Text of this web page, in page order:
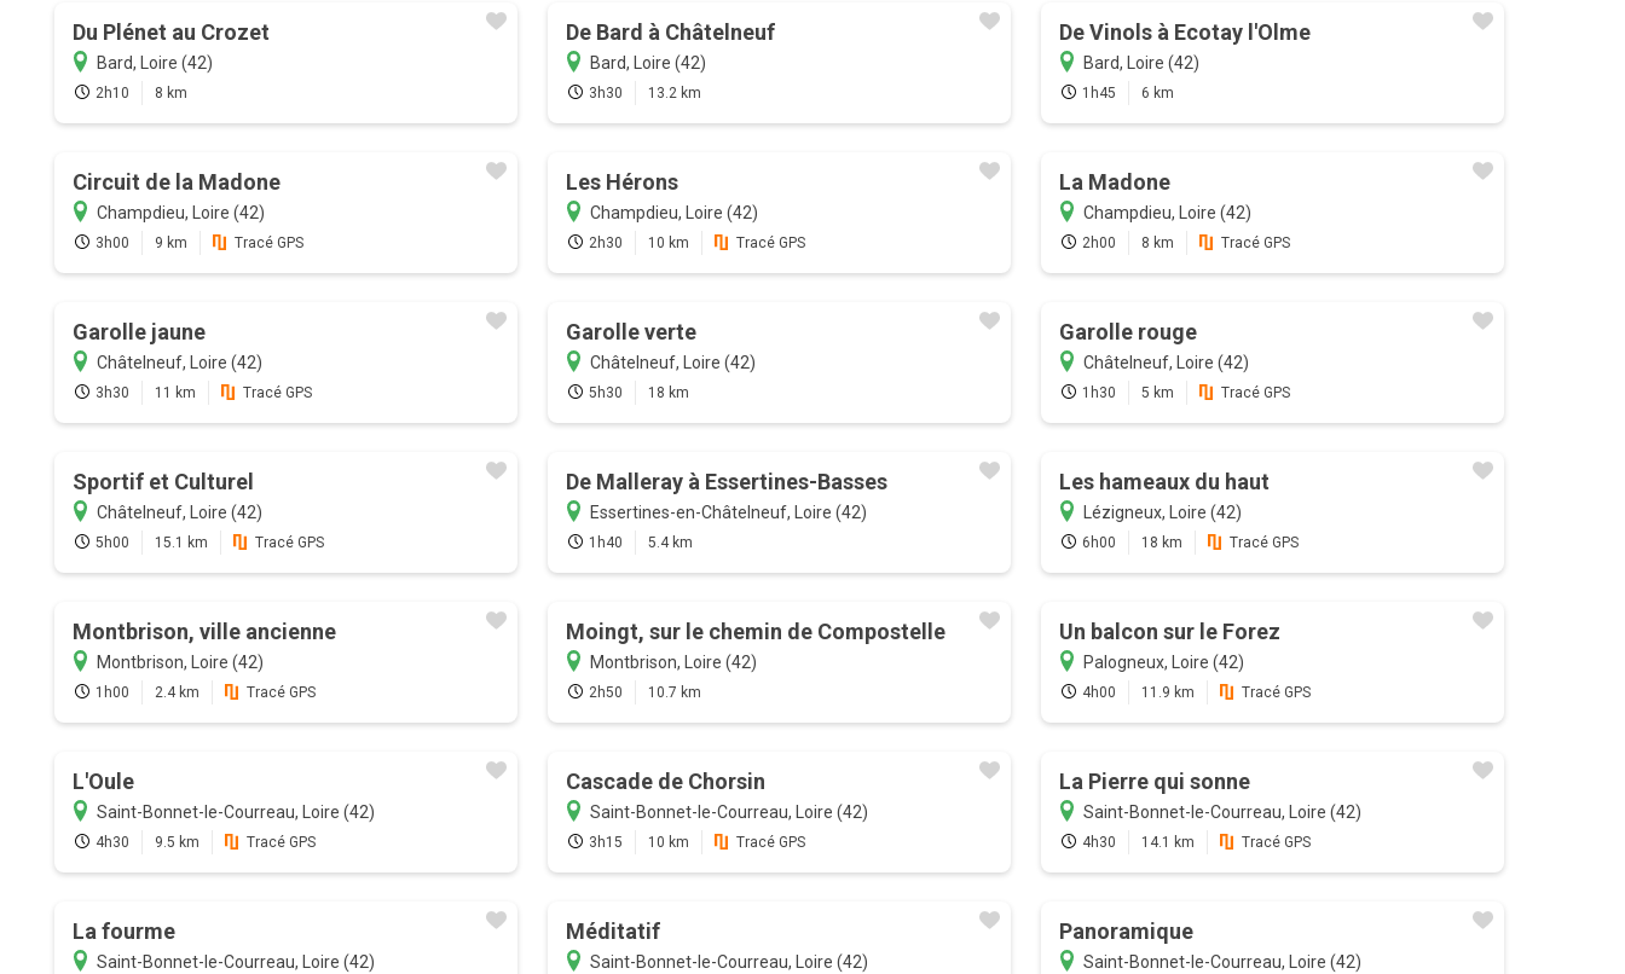
Du Plénet au Crozet
Bard, Loire (42)
2h10 8 km
De Bard à Châtelneuf
Bard, Loire (42)
3h30 13.2 km
De Vinols à Ecotay l'Olme
Bard, Loire (42)
1h45 6 km
Circuit de la Madone
Champdieu, Loire (42)
3h00 9 km Tracé GPS
Les Hérons
Champdieu, Loire (42)
2h30 10 km Tracé GPS
La Madone
Champdieu, Loire (42)
2h00 8 km Tracé GPS
Garolle jaune
Châtelneuf, Loire (42)
3h30 11 km Tracé GPS
Garolle verte
Châtelneuf, Loire (42)
5h30 18 km
Garolle rouge
Châtelneuf, Loire (42)
1h30 5 km Tracé GPS
Sportif et Culturel
Châtelneuf, Loire (42)
5h00 15.1 km Tracé GPS
De Malleray à Essertines-Basses
Essertines-en-Châtelneuf, Loire (42)
1h40 5.4 km
Les hameaux du haut
Lézigneux, Loire (42)
6h00 18 km Tracé GPS
Montbrison, ville ancienne
Montbrison, Loire (42)
1h00 2.4 km Tracé GPS
Moingt, sur le chemin de Compostelle
Montbrison, Loire (42)
2h50 10.7 km
Un balcon sur le Forez
Palogneux, Loire (42)
4h00 11.9 km Tracé GPS
L'Oule
Saint-Bonnet-le-Courreau, Loire (42)
4h30 9.5 km Tracé GPS
Cascade de Chorsin
Saint-Bonnet-le-Courreau, Loire (42)
3h15 10 km Tracé GPS
La Pierre qui sonne
Saint-Bonnet-le-Courreau, Loire (42)
4h30 14.1 km Tracé GPS
La fourme
Saint-Bonnet-le-Courreau, Loire (42)
Méditatif
Saint-Bonnet-le-Courreau, Loire (42)
Panoramique
Saint-Bonnet-le-Courreau, Loire (42)